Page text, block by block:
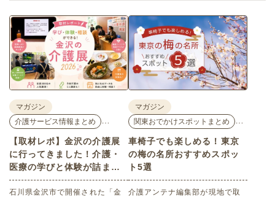
マガジン
介護サービス情報まとめ
【取材レポ】金沢の介護展
に行ってきました！介護・
医療の学びと体験が詰まっ
た1日。
石川県金沢市で開催された「金
マガジン
関東おでかけスポットまとめ
車椅子でも楽しめる！東京
の梅の名所おすすめスポッ
ト5選
介護アンテナ編集部が現地で取